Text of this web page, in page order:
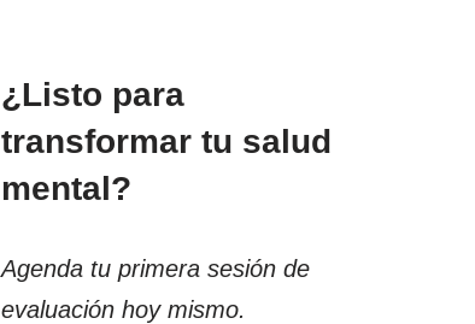
¿Listo para
transformar tu salud
mental?
Agenda tu primera sesión de
evaluación hoy mismo.